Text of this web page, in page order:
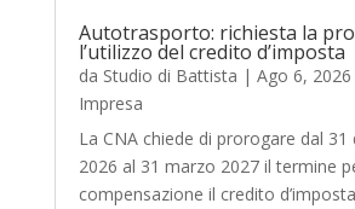
Autotrasporto: richiesta la
l’utilizzo del credito d’imposta
da Studio di Battista | Ago 6, 2026
Impresa
La CNA chiede di prorogare dal 31
2026 al 31 marzo 2027 il termine
compensazione il credito